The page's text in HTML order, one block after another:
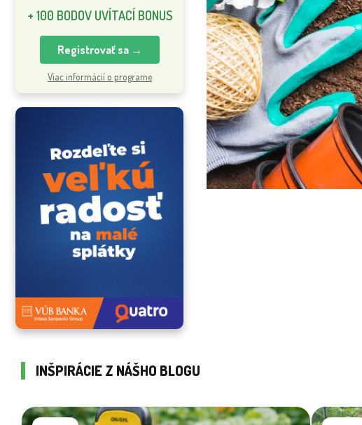
+ 100 BODOV UVÍTACÍ BONUS
Registrovať sa →
Viac informácií o programe
INŠPIRÁCIE Z NÁŠHO BLOGU